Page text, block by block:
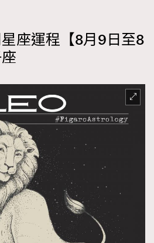
座運程【8月9日至8